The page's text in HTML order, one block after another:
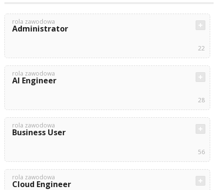
rola zawodowa
Administrator
22
rola zawodowa
AI Engineer
28
rola zawodowa
Business User
56
rola zawodowa
Cloud Engineer